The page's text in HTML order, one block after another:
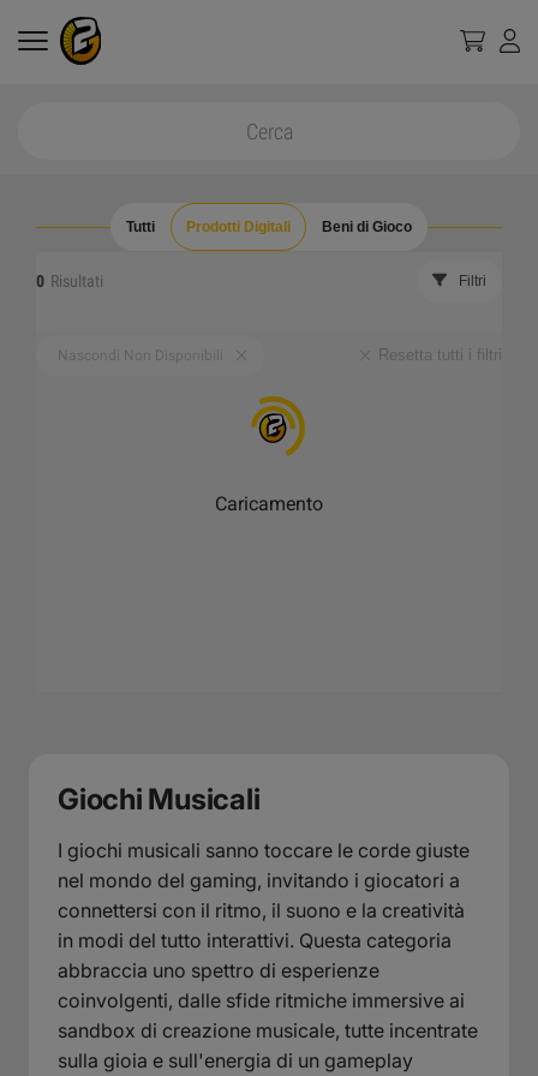
Tutti Prodotti Digitali Beni di Gioco
Caricamento
0 Risultati Filtri
Nascondi Non Disponibili Resetta tutti i filtri
Giochi Musicali
I giochi musicali sanno toccare le corde giuste
nel mondo del gaming, invitando i giocatori a
connettersi con il ritmo, il suono e la creatività
in modi del tutto interattivi. Questa categoria
abbraccia uno spettro di esperienze
coinvolgenti, dalle sfide ritmiche immersive ai
sandbox di creazione musicale, tutte incentrate
sulla gioia e sull'energia di un gameplay